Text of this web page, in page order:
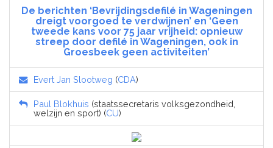
De berichten ‘Bevrijdingsdefilé in Wageningen
dreigt voorgoed te verdwijnen’ en ‘Geen
tweede kans voor 75 jaar vrijheid: opnieuw
streep door defilé in Wageningen, ook in
Groesbeek geen activiteiten’
Evert Jan Slootweg (CDA)
Paul Blokhuis (staatssecretaris volksgezondheid,
welzijn en sport) (CU)